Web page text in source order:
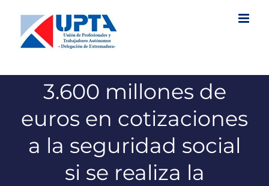
contenido
3.600 millones de
euros en cotizaciones
a la seguridad social
si se realiza la